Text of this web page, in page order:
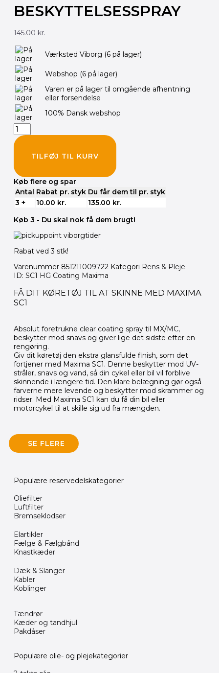
BESKYTTELSESSPRAY
145.00 kr.
Værksted Viborg (6 på lager)
Webshop (6 på lager)
Varen er på lager til omgående afhentning
eller forsendelse
100% Dansk webshop
MAXIMA
Clear
Coat
SC1
Beskyttelsesspray
antal
TILFØJ TIL KURV
Køb flere og spar
Antal Rabat pr. styk Du får dem til pr. styk
3 +
10.00 kr. 135.00 kr.
Køb 3 - Du skal nok få dem brugt!
Rabat ved 3 stk!
Varenummer 851211009722 Kategori Rens & Pleje
ID: SC1 HG Coating Maxima
FÅ DIT KØRETØJ TIL AT SKINNE MED MAXIMA
SC1
Absolut foretrukne clear coating spray til MX/MC,
beskytter mod snavs og giver lige det sidste efter en
rengøring.
Giv dit køretøj den ekstra glansfulde finish, som det
fortjener med Maxima SC1. Denne beskytter mod UV-
stråler, snavs og vand, så din cykel eller bil vil forblive
skinnende i længere tid. Den klare belægning gør også
farverne mere levende og beskytter mod skrammer og
ridser. Med Maxima SC1 kan du få din bil eller
motorcykel til at skille sig ud fra mængden.
SE FLERE
Populære reservedelskategorier
Oliefilter
Luftfilter
Bremseklodser
Elartikler
Fælge & Fælgbånd
Knastkæder
Dæk & Slanger
Kabler
Koblinger
Tændrør
Kæder og tandhjul
Pakdåser
Populære olie- og plejekategorier